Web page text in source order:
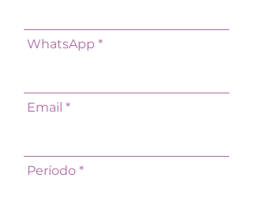
WhatsApp
Email
Período